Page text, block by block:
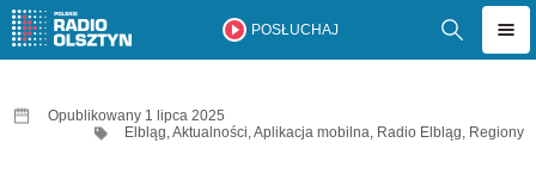
POSŁUCHAJ
Opublikowany 1 lipca 2025
Elbląg,Aktualności,Aplikacja mobilna, Radio Elbląg, Regiony